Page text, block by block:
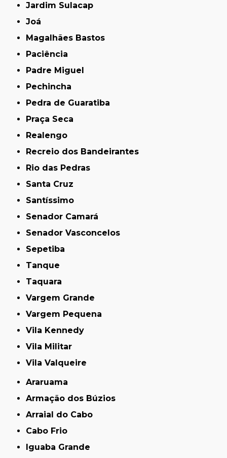
Jardim Sulacap
Joá
Magalhães Bastos
Paciência
Padre Miguel
Pechincha
Pedra de Guaratiba
Praça Seca
Realengo
Recreio dos Bandeirantes
Rio das Pedras
Santa Cruz
Santíssimo
Senador Camará
Senador Vasconcelos
Sepetiba
Tanque
Taquara
Vargem Grande
Vargem Pequena
Vila Kennedy
Vila Militar
Vila Valqueire
Araruama
Armação dos Búzios
Arraial do Cabo
Cabo Frio
Iguaba Grande